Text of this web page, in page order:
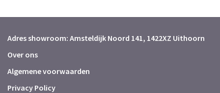
Adres showroom: Amsteldijk Noord 141, 1422XZ Uithoorn
Over ons
Algemene voorwaarden
Privacy Policy